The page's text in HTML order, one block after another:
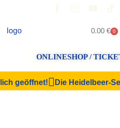
0.00 € 0
ONLINESHOP /
geöffnet! Die Heidelbeer-